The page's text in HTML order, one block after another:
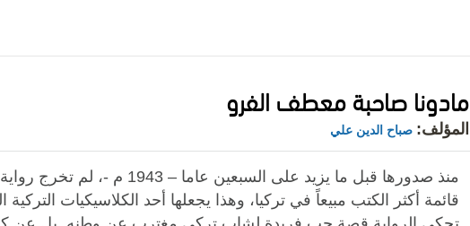
مادونا صاحبة معطف الفرو
المؤلف: صباح الدين علي
منذ صدورها قبل ما يزيد على السبعين عاما –
قائمة أكثر الكتب مبيعاً في تركيا، وهذا يجعلها أحد الكلاسيكيات التركية